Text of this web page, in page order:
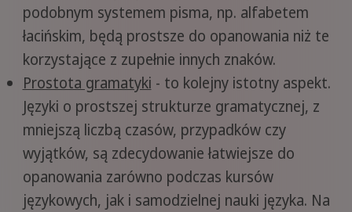
podobnym systemem pisma, np. alfabetem
łacińskim, będą prostsze do opanowania niż te
korzystające z zupełnie innych znaków.
Prostota gramatyki - to kolejny istotny aspekt.
Języki o prostszej strukturze gramatycznej, z
mniejszą liczbą czasów, przypadków czy
wyjątków, są zdecydowanie łatwiejsze do
opanowania zarówno podczas kursów
językowych, jak i samodzielnej nauki języka. Na